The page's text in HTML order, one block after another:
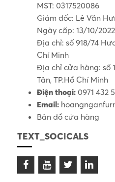
MST: 0317520086
Giám đốc: Lê Văn
Ngày cấp: 13/10/
Địa chỉ: số 918/74
Chí Minh
Địa chỉ cửa hàng: số
Tân, TP.Hồ Chí Minh
Điện thoại: 0971 432
Email:
Bản đồ cửa hàng
TEXT_SOCICALS